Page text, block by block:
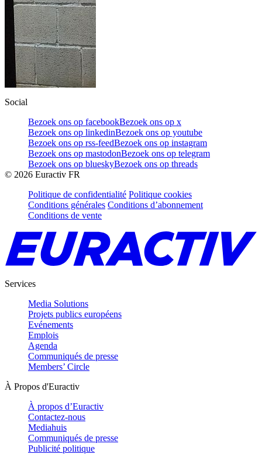
Social
Bezoek ons op facebookBezoek ons op x
Bezoek ons op linkedinBezoek ons op youtube
Bezoek ons op rss-feedBezoek ons op instagram
Bezoek ons op mastodonBezoek ons op telegram
Bezoek ons op blueskyBezoek ons op threads
© 2026 Euractiv FR
Politique de confidentialité Politique cookies
Conditions générales Conditions d’abonnement
Conditions de vente
Services
Media Solutions
Projets publics européens
Evénements
Emplois
Agenda
Communiqués de presse
Members’ Circle
À Propos d'Euractiv
À propos d’Euractiv
Contactez-nous
Mediahuis
Communiqués de presse
Publicité politique